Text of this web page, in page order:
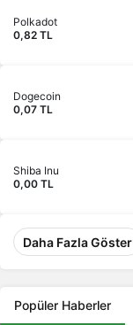
Polkadot
0,82 TL
Dogecoin
0,07 TL
Shiba Inu
0,00 TL
Daha Fazla Göster
Popüler Haberler